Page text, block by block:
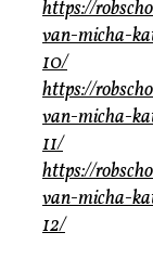
https://
van-micha-
10/
https://
van-micha-
11/
https://
van-micha-
12/